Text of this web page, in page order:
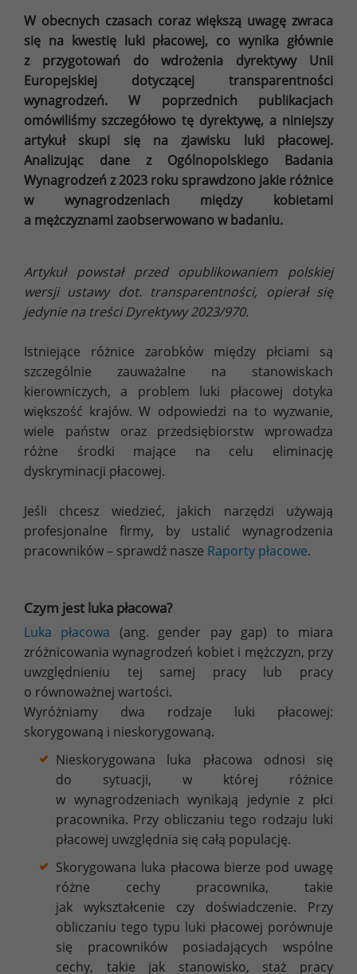
W obecnych czasach coraz większą uwagę zwraca
się na kwestię luki płacowej, co wynika głównie
z przygotowań do wdrożenia dyrektywy Unii
Europejskiej dotyczącej transparentności
wynagrodzeń. W poprzednich publikacjach
omówiliśmy szczegółowo tę dyrektywę, a niniejszy
artykuł skupi się na zjawisku luki płacowej.
Analizując dane z Ogólnopolskiego Badania
Wynagrodzeń z 2023 roku sprawdzono jakie różnice
w wynagrodzeniach między kobietami
a mężczyznami zaobserwowano w badaniu.
Artykuł powstał przed opublikowaniem polskiej
wersji ustawy dot. transparentności, opierał się
jedynie na treści Dyrektywy 2023/970.
Istniejące różnice zarobków między płciami są
szczególnie zauważalne na stanowiskach
kierowniczych, a problem luki płacowej dotyka
większość krajów. W odpowiedzi na to wyzwanie,
wiele państw oraz przedsiębiorstw wprowadza
różne środki mające na celu eliminację
dyskryminacji płacowej.
Jeśli chcesz wiedzieć, jakich narzędzi używają
profesjonalne firmy, by ustalić wynagrodzenia
pracowników – sprawdź nasze Raporty płacowe.
Czym jest luka płacowa?
Luka płacowa (ang. gender pay gap) to miara
zróżnicowania wynagrodzeń kobiet i mężczyzn, przy
uwzględnieniu tej samej pracy lub pracy
o równoważnej wartości.
Wyróżniamy dwa rodzaje luki płacowej:
skorygowaną i nieskorygowaną.
Nieskorygowana luka płacowa odnosi się
do sytuacji, w której różnice
w wynagrodzeniach wynikają jedynie z płci
pracownika. Przy obliczaniu tego rodzaju luki
płacowej uwzględnia się całą populację.
Skorygowana luka płacowa bierze pod uwagę
różne cechy pracownika, takie
jak wykształcenie czy doświadczenie. Przy
obliczaniu tego typu luki płacowej porównuje
się pracowników posiadających wspólne
cechy, takie jak stanowisko, staż pracy